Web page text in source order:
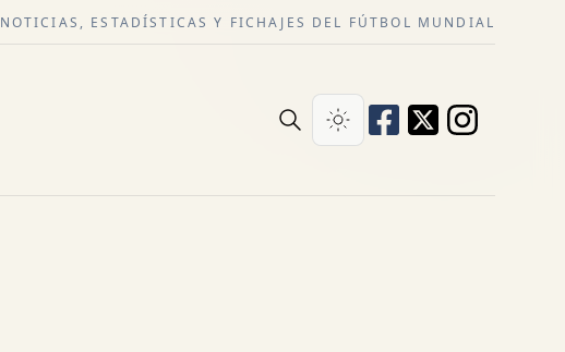
NOTICIAS, ESTADÍSTICAS Y FICHAJES DEL FÚTBOL MUNDIAL